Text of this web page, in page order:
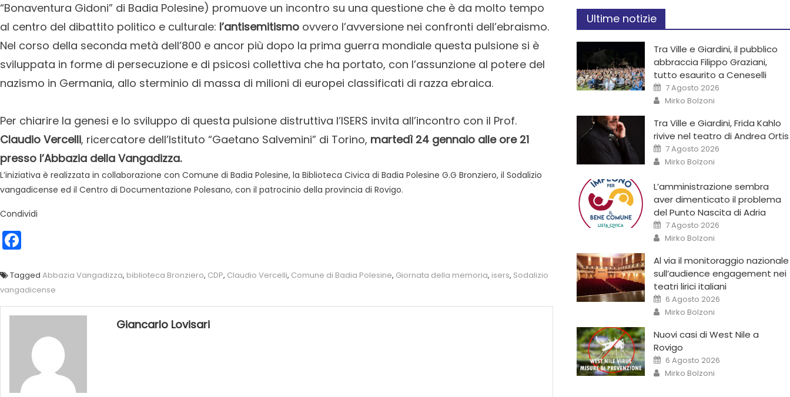
“Bonaventura Gidoni” di Badia Polesine) promuove un incontro su una questione che è da molto tempo
al centro del dibattito politico e culturale: l’antisemitismo ovvero l’avversione nei confronti dell’ebraismo.
Nel corso della seconda metà dell’800 e ancor più dopo la prima guerra mondiale questa pulsione si è
sviluppata in forme di persecuzione e di psicosi collettiva che ha portato, con l’assunzione al potere del
nazismo in Germania, allo sterminio di massa di milioni di europei classificati di razza ebraica.
Per chiarire la genesi e lo sviluppo di questa pulsione distruttiva l’ISERS invita all’incontro con il Prof.
Claudio Vercelli, ricercatore dell’Istituto “Gaetano Salvemini” di Torino, martedì 24 gennaio alle ore 21
presso l’Abbazia della Vangadizza.
L’iniziativa è realizzata in collaborazione con Comune di Badia Polesine, la Biblioteca Civica di Badia Polesine G.G Bronziero, il Sodalizio
vangadicense ed il Centro di Documentazione Polesano, con il patrocinio della provincia di Rovigo.
Condividi
Tagged Abbazia Vangadizza, biblioteca Bronziero, CDP, Claudio Vercelli, Comune di Badia Polesine, Giornata della memoria, isers, Sodalizio
vangadicense
Giancarlo Lovisari
Ultime notizie
Tra Ville e Giardini, il pubblico
abbraccia Filippo Graziani,
tutto esaurito a Ceneselli
7 Agosto 2026
Mirko Bolzoni
Tra Ville e Giardini, Frida Kahlo
rivive nel teatro di Andrea Ortis
7 Agosto 2026
Mirko Bolzoni
L’amministrazione sembra
aver dimenticato il problema
del Punto Nascita di Adria
7 Agosto 2026
Mirko Bolzoni
Al via il monitoraggio nazionale
sull’audience engagement nei
teatri lirici italiani
6 Agosto 2026
Mirko Bolzoni
Nuovi casi di West Nile a
Rovigo
6 Agosto 2026
Mirko Bolzoni